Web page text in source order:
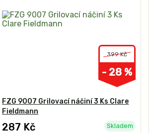
399 Kč
- 28 %
FZG 9007 Grilovací náčiní 3 Ks Clare
Fieldmann
287 Kč Skladem